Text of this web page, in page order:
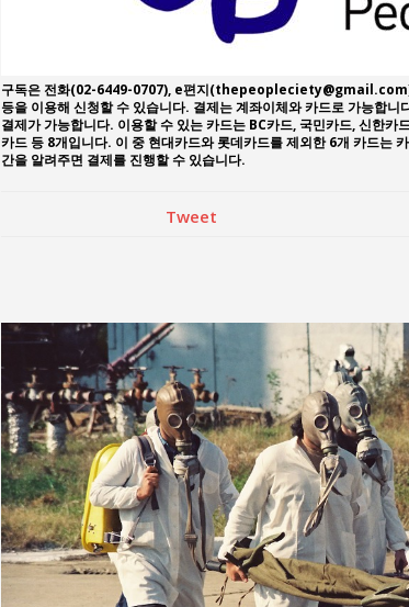
구독은 전화(02-6449-0707), e편지
등을 이용해 신청할 수 있습니다. 결제는 계좌이체와 카드로 가능합
결제가 가능합니다. 이용할 수 있는 카드는 BC카드, 국민카드, 신한카
카드 등 8개입니다. 이 중 현대카드와 롯데카드를 제외한 6개 카드는
간을 알려주면 결제를 진행할 수 있습니다.
Tweet